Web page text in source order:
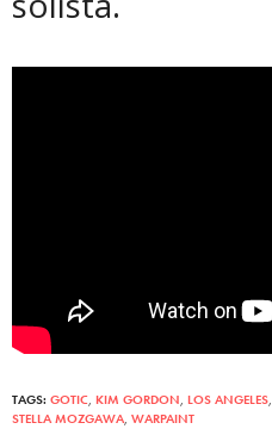
TAGS: GOTIC, KIM GORDON, LOS ANGELES,
STELLA MOZGAWA, WARPAINT